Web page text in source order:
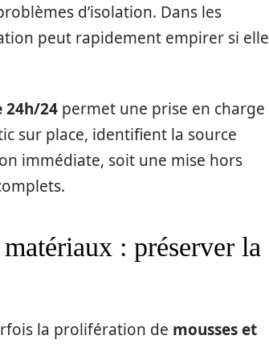
d’isolation. Dans les
peut rapidement empirer si elle
24h/24 permet une prise en charge
sur place, identifient la source
immédiate, soit une mise hors
: préserver la
la prolifération de mousses et